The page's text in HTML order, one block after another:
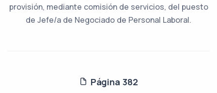
provisión, mediante comisión de servicios, del puesto
de Jefe/a de Negociado de Personal Laboral.
Página 382